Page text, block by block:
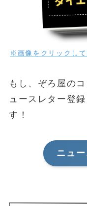
※画像をクリックして
もし、ぞろ屋の
ュースレター登
す！
ニュ